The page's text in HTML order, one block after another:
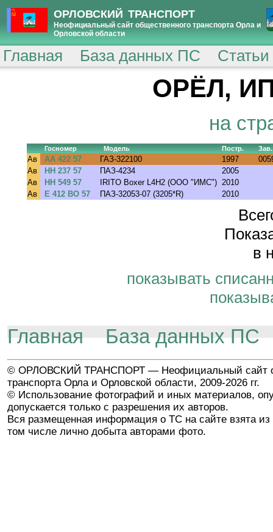
ОРЛОВСКИЙ ТРАНСПОРТ
Неофициальный сайт общественного транспорта Орла и
Орловской области
Главная База данных ПС
ОРЁЛ,
на
Госномер Модель Постр.
Ав АА 422 57 ГАЗ-322100 1997
Ав
НН 237 57 ПАЗ-4234
2005
Ав
НН 549 57 IRITO Boxer L4H2 (ООО "ИМС")
2010
Ав
Е 412 ВО 57 ПАЗ-32053-07 (3205*R) 2010
в
показывать
Главная База данных ПС
© ОРЛОВСКИЙ ТРАНСПОРТ — Неофициальный сайт
транспорта Орла и Орловской области, 2009-2026 гг.
© Использование фотографий и иных материалов,
допускается только с разрешения их авторов.
Вся размещенная информация о ТС на сайте взята из
том числе лично добыта авторами фото.